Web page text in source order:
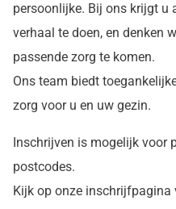
persoonlijke. Bij ons krijgt u
verhaal te doen, en denken
passende zorg te komen.
Ons team biedt
zorg voor u en uw gezin.
Inschrijven is mogelijk voor
postcodes.
Kijk op onze inschrijfpagina